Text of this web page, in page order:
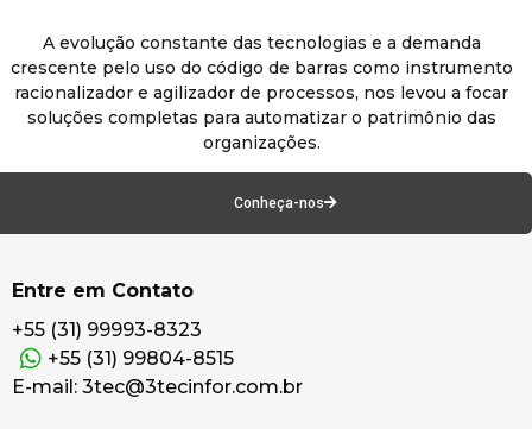
A evolução constante das tecnologias e a demanda
crescente pelo uso do código de barras como instrumento
racionalizador e agilizador de processos, nos levou a focar
soluções completas para automatizar o patrimônio das
organizações.
Conheça-nos
Entre em Contato
+55 (31) 99993-8323
+55 (31) 99804-8515
E-mail: 3tec@3tecinfor.com.br